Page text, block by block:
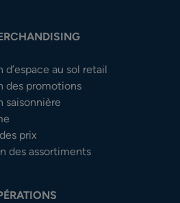
au sol retail
des promotions
saisonnière
prix
des assortiments